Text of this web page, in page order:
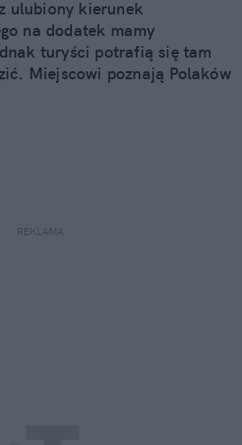
ulubiony kierunek
na dodatek mamy
turyści potrafią się tam
Miejscowi poznają Polaków
REKLAMA